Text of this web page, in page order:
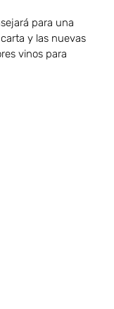
para una
y las nuevas
vinos para